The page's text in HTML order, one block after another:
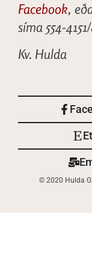
Facebook,
síma 554-
Kv. Hulda
© 2020 Hulda